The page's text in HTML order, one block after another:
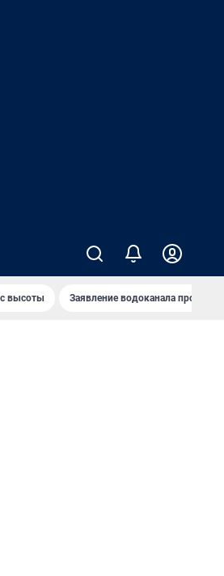
высоты Заявление водоканала про